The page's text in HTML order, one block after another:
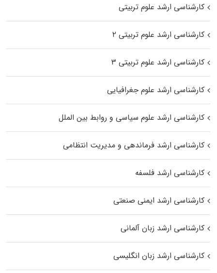
کارشناسی ارشد علوم تربیتی
کارشناسی ارشد علوم تربیتی ۲
کارشناسی ارشد علوم تربیتی ۳
کارشناسی ارشد علوم جغرافیایی
کارشناسی ارشد علوم سیاسی و روابط بین الملل
کارشناسی ارشد فرماندهی و مدیریت انتظامی
کارشناسی ارشد فلسفه
کارشناسی ارشد ایمنی صنعتی
کارشناسی ارشد زبان آلمانی
کارشناسی ارشد زبان انگلیسی